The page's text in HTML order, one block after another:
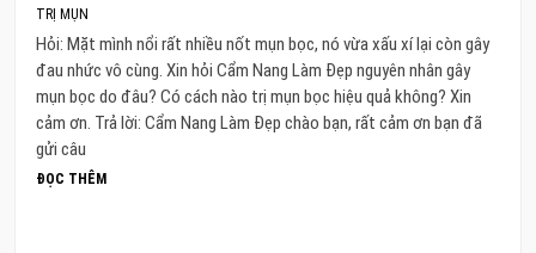
TRỊ MỤN
Hỏi: Mặt mình nổi rất nhiều nốt mụn bọc, nó vừa xấu xí lại còn gây
đau nhức vô cùng. Xin hỏi Cẩm Nang Làm Đẹp nguyên nhân gây
mụn bọc do đâu? Có cách nào trị mụn bọc hiệu quả không? Xin
cảm ơn. Trả lời: Cẩm Nang Làm Đẹp chào bạn, rất cảm ơn bạn đã
gửi câu
ĐỌC THÊM